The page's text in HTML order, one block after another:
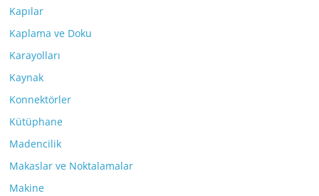
Kapılar
Kaplama ve Doku
Karayolları
Kaynak
Konnektörler
Kütüphane
Madencilik
Makaslar ve Noktalamalar
Makine